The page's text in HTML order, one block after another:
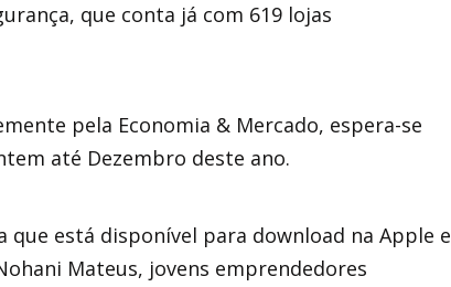
que conta já com 619 lojas
pela Economia & Mercado, espera-se
até Dezembro deste ano.
que está disponível para download na Apple e
Mateus, jovens emprendedores